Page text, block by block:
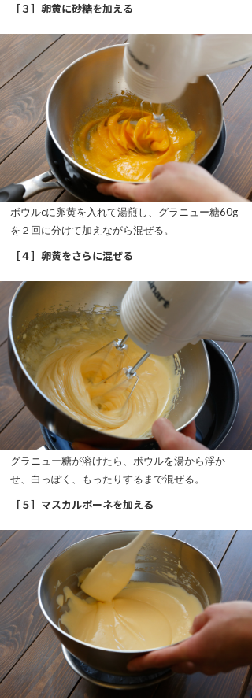
［３］卵黄に砂糖を加える
ボウルcに卵黄を入れて湯煎し、グラニュー糖60g
を２回に分けて加えながら混ぜる。
［４］卵黄をさらに混ぜる
グラニュー糖が溶けたら、ボウルを湯から浮か
せ、白っぽく、もったりするまで混ぜる。
［５］マスカルポーネを加える